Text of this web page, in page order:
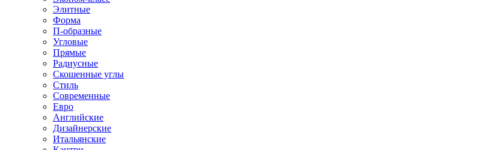
Элитные
Форма
П-образные
Угловые
Прямые
Радиусные
Скошенные углы
Стиль
Современные
Евро
Английские
Дизайнерские
Итальянские